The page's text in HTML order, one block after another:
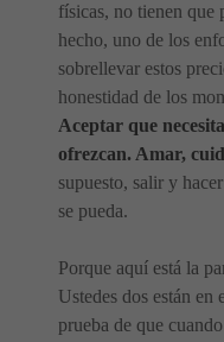
físicas, no tienen que
hecho, uno de los
sobrellevar estos
honestidad de los
Aceptar que
ofrezcan. Amar,
supuesto, salir y
se pueda.
Porque aquí está la
Ustedes dos están en
prueba de que